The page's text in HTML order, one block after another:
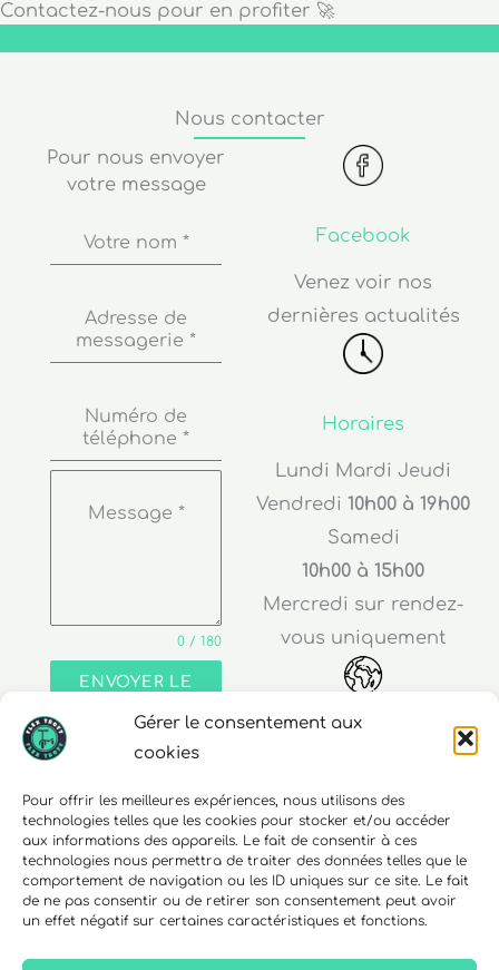
Gérer le consentement aux
cookies
Pour offrir les meilleures expériences, nous utilisons des
technologies telles que les cookies pour stocker et/ou accéder
aux informations des appareils. Le fait de consentir à ces
technologies nous permettra de traiter des données telles que le
comportement de navigation ou les ID uniques sur ce site. Le fait
de ne pas consentir ou de retirer son consentement peut avoir
un effet négatif sur certaines caractéristiques et fonctions.
Contactez-nous pour en profiter 🚀
Nous contacter
Pour nous envoyer
votre message
Votre nom *
Adresse de
messagerie *
Numéro de
téléphone *
Message *
0 / 180
ENVOYER LE
Facebook
Venez voir nos
dernières actualités
Horaires
Lundi Mardi Jeudi
Vendredi 10h00 à 19h00
Samedi
10h00 à 15h00
Mercredi sur rendez-
vous uniquement
30 rue Edouard Richard
68000 Colmar
Téléphone